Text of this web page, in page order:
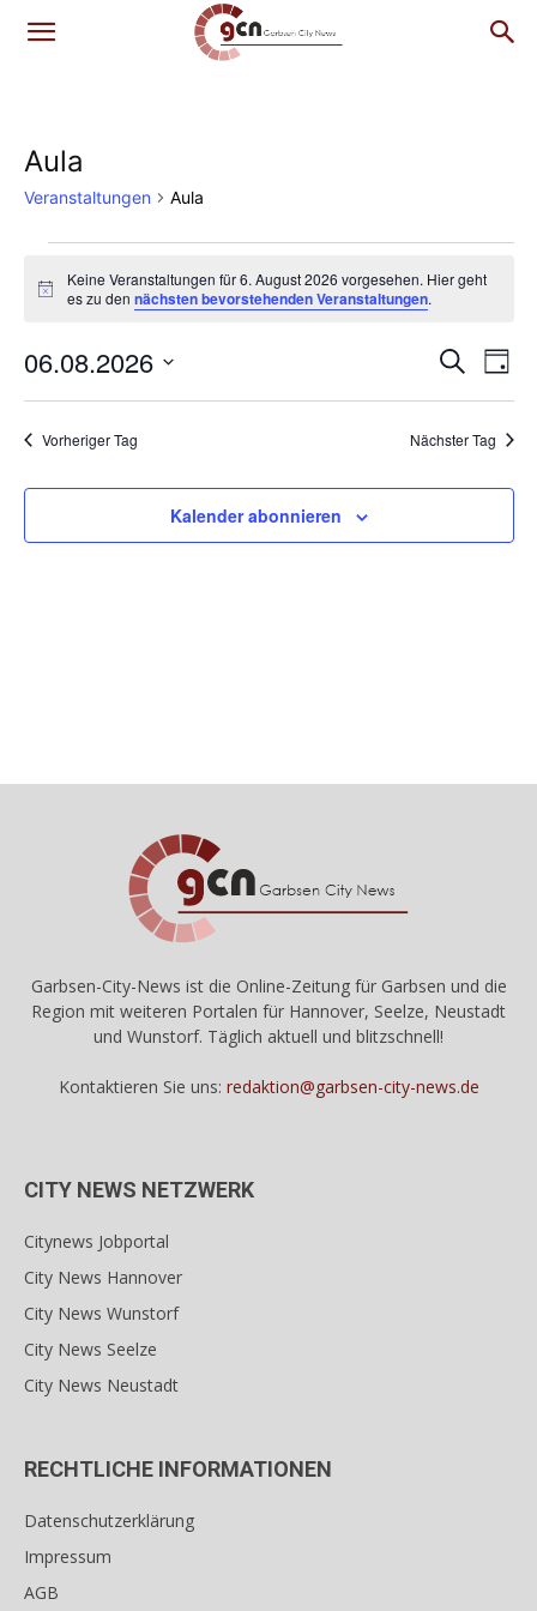
Aula
Veranstaltungen Aula
Veranstaltungen
für
6.
August
2026
Hinweis
Keine Veranstaltungen für 6. August 2026 vorgesehen. Hier geht
es zu den nächsten bevorstehenden Veranstaltungen.
Suche
und
SucheTag
06.08.2026
Vorheriger Tag
Nächster Tag
Kalender abonnieren
Garbsen-City-News ist die Online-Zeitung für Garbsen und die
Region mit weiteren Portalen für Hannover, Seelze, Neustadt
und Wunstorf. Täglich aktuell und blitzschnell!
Kontaktieren Sie uns: redaktion@garbsen-city-news.de
CITY NEWS NETZWERK
Citynews Jobportal
City News Hannover
City News Wunstorf
City News Seelze
City News Neustadt
RECHTLICHE INFORMATIONEN
Datenschutzerklärung
Impressum
AGB